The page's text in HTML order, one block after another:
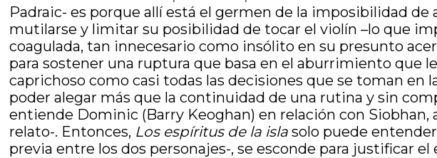
Padraic- es porque allí está el germen de la imposibilidad
mutilarse y limitar su posibilidad de tocar el violín –lo que
coagulada, tan innecesario como insólito en su presunto
para sostener una ruptura que basa en el aburrimiento que
caprichoso como casi todas las decisiones que se toman en
poder alegar más que la continuidad de una rutina y sin
entiende Dominic (Barry Keoghan) en relación con
relato-. Entonces, Los espíritus de la isla solo puede
previa entre los dos personajes-, se esconde para justificar